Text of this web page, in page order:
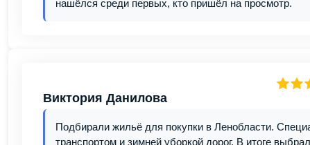
нашёлся среди первых, кто пришёл на просмотр.
Виктория Данилова
Подбирали жильё для покупки в Ленобласти.
транспортом и зимней уборкой дорог. В итоге